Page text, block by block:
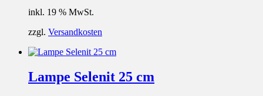
inkl. 19 % MwSt.
zzgl. Versandkosten
Lampe Selenit 25 cm